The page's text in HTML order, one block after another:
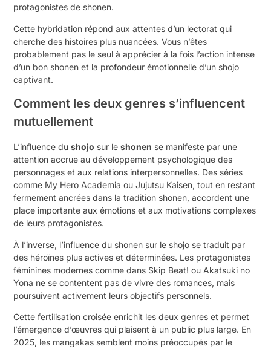
protagonistes de shonen.
Cette hybridation répond aux attentes d’un lectorat qui
cherche des histoires plus nuancées. Vous n’êtes
probablement pas le seul à apprécier à la fois l’action intense
d’un bon shonen et la profondeur émotionnelle d’un shojo
captivant.
Comment les deux genres s’influencent
mutuellement
L’influence dushojo sur leshonen se manifeste par une
attention accrue au développement psychologique des
personnages et aux relations interpersonnelles. Des séries
comme My Hero Academia ou Jujutsu Kaisen, tout en restant
fermement ancrées dans la tradition shonen, accordent une
place importante aux émotions et aux motivations complexes
de leurs protagonistes.
À l’inverse, l’influence du shonen sur le shojo se traduit par
des héroïnes plus actives et déterminées. Les protagonistes
féminines modernes comme dans Skip Beat! ou Akatsuki no
Yona ne se contentent pas de vivre des romances, mais
poursuivent activement leurs objectifs personnels.
Cette fertilisation croisée enrichit les deux genres et permet
l’émergence d’œuvres qui plaisent à un public plus large. En
2025, les mangakas semblent moins préoccupés par le